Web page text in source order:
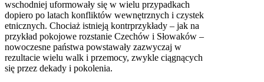
wschodniej uformowały się w wielu przypadkach
dopiero po latach konfliktów wewnętrznych i czystek
etnicznych. Chociaż istnieją kontrprzykłady – jak na
przykład pokojowe rozstanie Czechów i Słowaków –
nowoczesne państwa powstawały zazwyczaj w
rezultacie wielu walk i przemocy, zwykle ciągnących
się przez dekady i pokolenia.